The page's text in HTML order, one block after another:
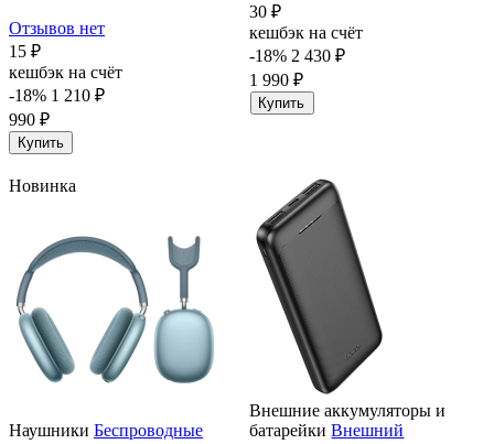
Отзывов нет
15 ₽
кешбэк на счёт
-18% 1 210 ₽
990 ₽
Купить
30 ₽
кешбэк на счёт
-18% 2 430 ₽
1 990 ₽
Купить
Новинка
Наушники Беспроводные
Внешние аккумуляторы и
батарейки Внешний